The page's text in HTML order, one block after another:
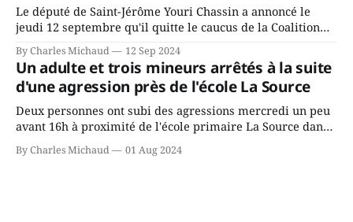
Le député de Saint-Jérôme Youri Chassin a annoncé le
jeudi 12 septembre qu'il quitte le caucus de la Coalition
Avenir Québec de François Legault parce qu'il est déçu du
gouvernement de la CAQ, surtout de son incapacité, qu'il
juge chronique, à offrir des
By Charles Michaud 12 Sep 2024
Un adulte et trois mineurs arrêtés à la suite
d'une agression près de l'école La Source
Deux personnes ont subi des agressions mercredi un peu
avant 16h à proximité de l'école primaire La Source dans
le secteur Bellefeuille de Saint-Jérôme. L'une de deux
victimes aurait été écrasée sous un véhicule et aspergée
By Charles Michaud 01 Aug 2024